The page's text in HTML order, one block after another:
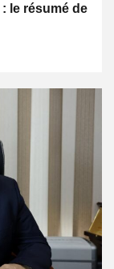
le résumé de